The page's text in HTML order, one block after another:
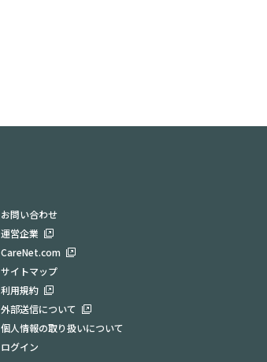
お問い合わせ
運営企業
CareNet.com
サイトマップ
利用規約
外部送信について
個人情報の取り扱いについて
ログイン